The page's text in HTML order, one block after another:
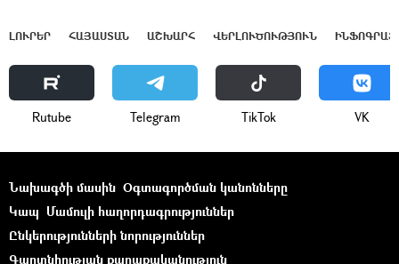
ԼՈՒՐԵՐ ՀԱՅԱՍՏԱՆ ԱՇԽԱՐՀ ՎԵՐԼՈՒԾՈՒԹՅՈՒՆ
Rutube Telegram ТikТоk VK
Նախագծի մասին Օգտագործման կանոնները
Կապ Մամուլի հաղորդագրություններ
Ընկերությունների նորություններ
Գաղտնիության քաղաքականություն